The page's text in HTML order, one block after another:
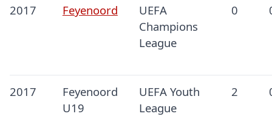
2017 Feyenoord
UEFA
Champions
League
0
2017
Feyenoord
U19
UEFA Youth
League
2